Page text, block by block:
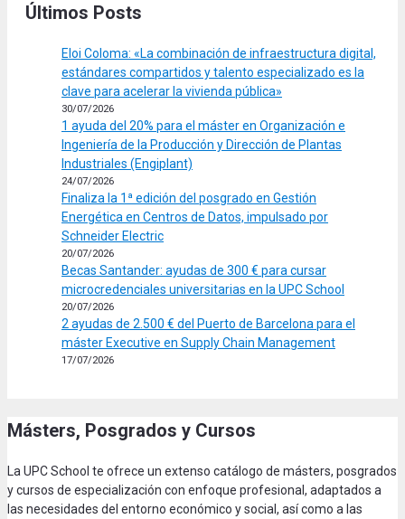
Últimos Posts
Eloi Coloma: «La combinación de infraestructura digital,
estándares compartidos y talento especializado es la
clave para acelerar la vivienda pública»
30/07/2026
1 ayuda del 20% para el máster en Organización e
Ingeniería de la Producción y Dirección de Plantas
Industriales (Engiplant)
24/07/2026
Finaliza la 1ª edición del posgrado en Gestión
Energética en Centros de Datos, impulsado por
Schneider Electric
20/07/2026
Becas Santander: ayudas de 300 € para cursar
microcredenciales universitarias en la UPC School
20/07/2026
2 ayudas de 2.500 € del Puerto de Barcelona para el
máster Executive en Supply Chain Management
17/07/2026
Másters, Posgrados y Cursos
La UPC School te ofrece un extenso catálogo de másters, posgrados
y cursos de especialización con enfoque profesional, adaptados a
las necesidades del entorno económico y social, así como a las